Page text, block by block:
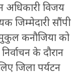
अधिकारी विजय
जिम्मेदारी सौंपी
कनौजिया को
के दौरान
जिला पर्यटन